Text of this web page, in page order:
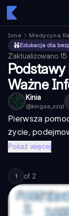
Inne Medycyna
Edukacja dla
Zaktualizowano
Ważne
Kinia
@kingaa_xzql
Pierwsza
życie,
Pokaż więcej
1 of 2